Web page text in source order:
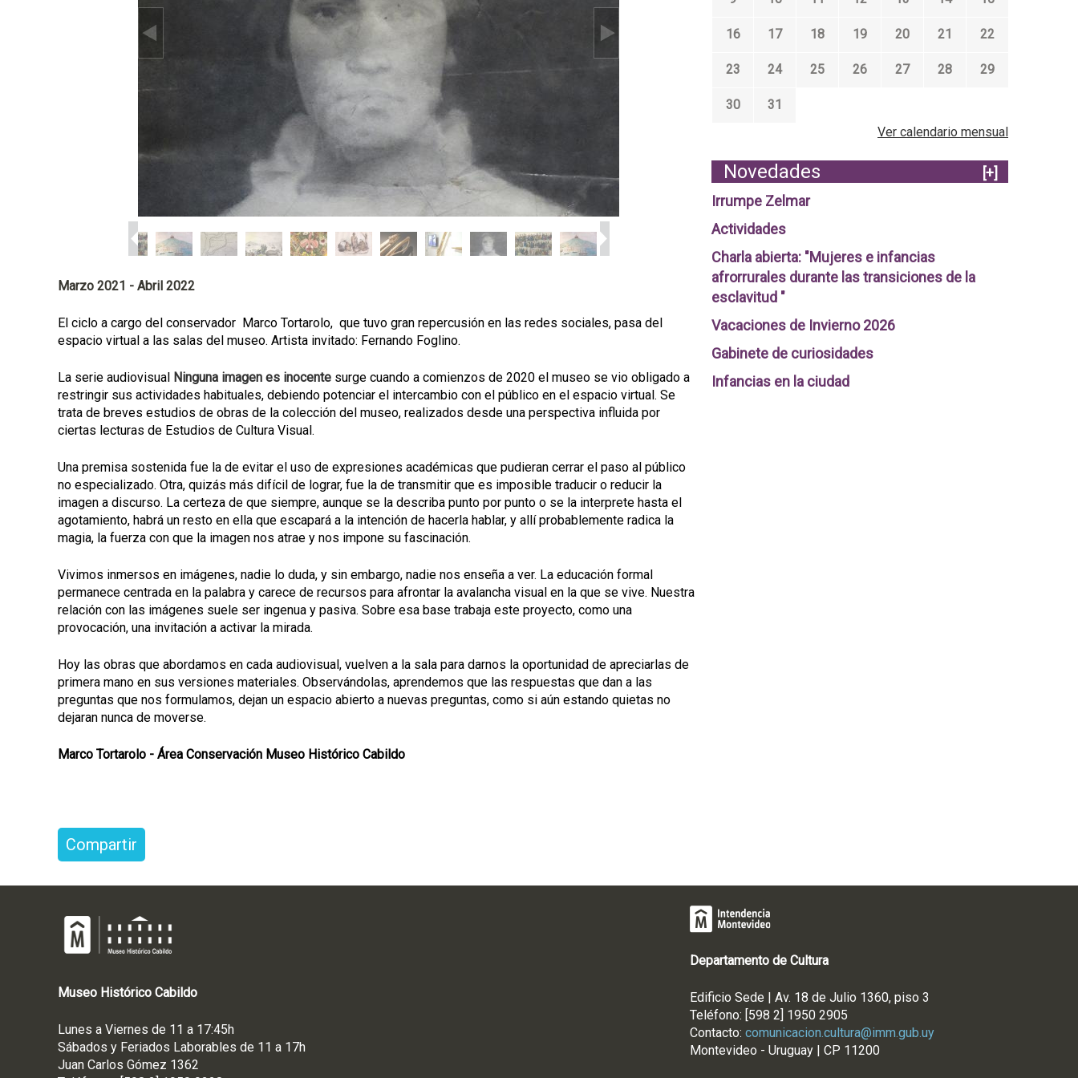
Marzo 2021 - Abril 2022
El ciclo a cargo del conservador Marco Tortarolo, que tuvo gran repercusión en las redes sociales, pasa del
espacio virtual a las salas del museo. Artista invitado: Fernando Foglino.
La serie audiovisual Ninguna imagen es inocente surge cuando a comienzos de 2020 el museo se vio obligado a
restringir sus actividades habituales, debiendo potenciar el intercambio con el público en el espacio virtual. Se
trata de breves estudios de obras de la colección del museo, realizados desde una perspectiva influida por
ciertas lecturas de Estudios de Cultura Visual.
Una premisa sostenida fue la de evitar el uso de expresiones académicas que pudieran cerrar el paso al público
no especializado. Otra, quizás más difícil de lograr, fue la de transmitir que es imposible traducir o reducir la
imagen a discurso. La certeza de que siempre, aunque se la describa punto por punto o se la interprete hasta el
agotamiento, habrá un resto en ella que escapará a la intención de hacerla hablar, y allí probablemente radica la
magia, la fuerza con que la imagen nos atrae y nos impone su fascinación.
Vivimos inmersos en imágenes, nadie lo duda, y sin embargo, nadie nos enseña a ver. La educación formal
permanece centrada en la palabra y carece de recursos para afrontar la avalancha visual en la que se vive. Nuestra
relación con las imágenes suele ser ingenua y pasiva. Sobre esa base trabaja este proyecto, como una
provocación, una invitación a activar la mirada.
Hoy las obras que abordamos en cada audiovisual, vuelven a la sala para darnos la oportunidad de apreciarlas de
primera mano en sus versiones materiales. Observándolas, aprendemos que las respuestas que dan a las
preguntas que nos formulamos, dejan un espacio abierto a nuevas preguntas, como si aún estando quietas no
dejaran nunca de moverse.
Marco Tortarolo - Área Conservación Museo Histórico Cabildo
Compartir
16 17 18 19 20 21 22
23 24 25 26 27 28 29
30
31
Ver calendario mensual
Novedades
[+]
Irrumpe Zelmar
Actividades
Charla abierta: "Mujeres e infancias
afrorrurales durante las transiciones de la
esclavitud "
Vacaciones de Invierno 2026
Gabinete de curiosidades
Infancias en la ciudad
Museo Histórico Cabildo
Lunes a Viernes de 11 a 17:45h
Sábados y Feriados Laborables de 11 a 17h
Juan Carlos Gómez 1362
Departamento de Cultura
Edificio Sede | Av. 18 de Julio 1360, piso 3
Teléfono: [598 2] 1950 2905
Contacto: comunicacion.cultura@imm.gub.uy
Montevideo - Uruguay | CP 11200